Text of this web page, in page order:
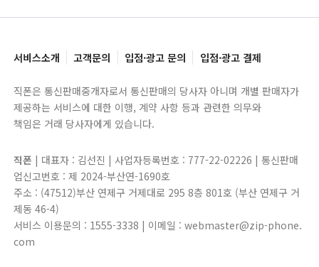
서비스소개 고객문의 입점·광고 문의 입점·광고 결제
직폰은 통신판매중개자로서 통신판매의 당사자 아니며 개별 판매자가
제공하는 서비스에 대한 이행, 계약 사항 등과 관련한 의무와
책임은 거래 당사자에게 있습니다.
직폰 | 대표자 : 김선진 | 사업자등록번호 : 777-22-02226 | 통신판매
업신고번호 : 제 2024-부산연-1690호
주소 : (47512)부산 연제구 거제대로 295 8층 801호 (부산 연제구 거
제동 46-4)
서비스 이용문의 : 1555-3338 | 이메일 : webmaster@zip-phone.
com